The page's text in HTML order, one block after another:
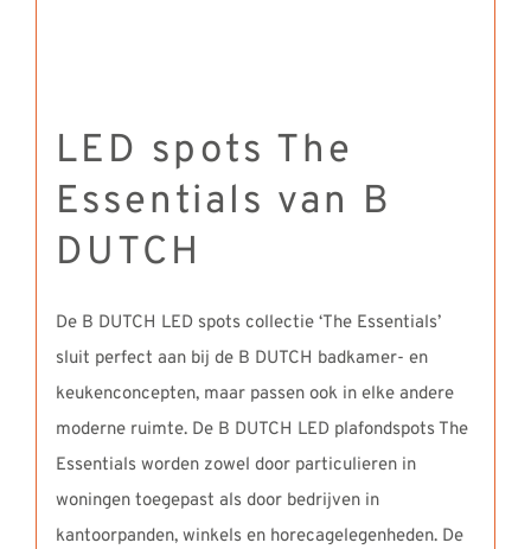
LED spots The
Essentials van B
DUTCH
De B DUTCH LED spots collectie ‘The Essentials’
sluit perfect aan bij de B DUTCH badkamer- en
keukenconcepten, maar passen ook in elke andere
moderne ruimte. De B DUTCH LED plafondspots The
Essentials worden zowel door particulieren in
woningen toegepast als door bedrijven in
kantoorpanden, winkels en horecagelegenheden. De